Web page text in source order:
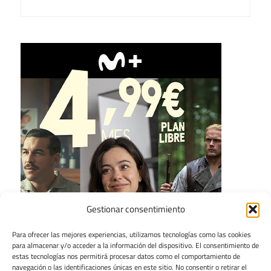
Gestionar consentimiento
Para ofrecer las mejores experiencias, utilizamos tecnologías como las cookies
para almacenar y/o acceder a la información del dispositivo. El consentimiento de
estas tecnologías nos permitirá procesar datos como el comportamiento de
navegación o las identificaciones únicas en este sitio. No consentir o retirar el